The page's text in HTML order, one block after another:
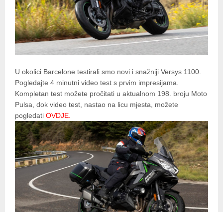
U okolici Barcelone testirali smo novi i snažniji Versys 1100.
Pogledajte 4 minutni video test s prvim impresijama.
Kompletan test možete pročitati u aktualnom 198. broju Moto
Pulsa, dok video test, nastao na licu mjesta, možete
pogledati OVDJE.